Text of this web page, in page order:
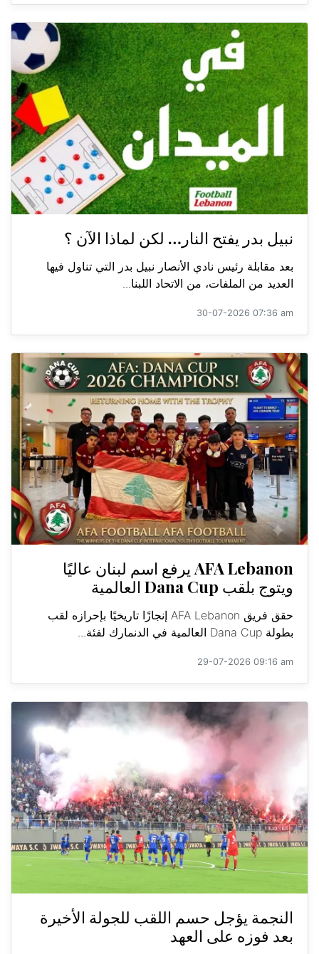
نبيل بدر يفتح النار… لكن لماذا الآن ؟
بعد مقابلة رئيس نادي الأنصار نبيل بدر التي تناول فيها
العديد من الملفات، من الاتحاد اللبنا...
30-07-2026 07:36 am
AFA Lebanon يرفع اسم لبنان عاليًا
ويتوج بلقب Dana Cup العالمية
حقق فريق AFA Lebanon إنجازًا تاريخيًا بإحرازه لقب
بطولة Dana Cup العالمية في الدنمارك لفئة...
29-07-2026 09:16 am
النجمة يؤجل حسم اللقب للجولة الأخيرة
بعد فوزه على العهد